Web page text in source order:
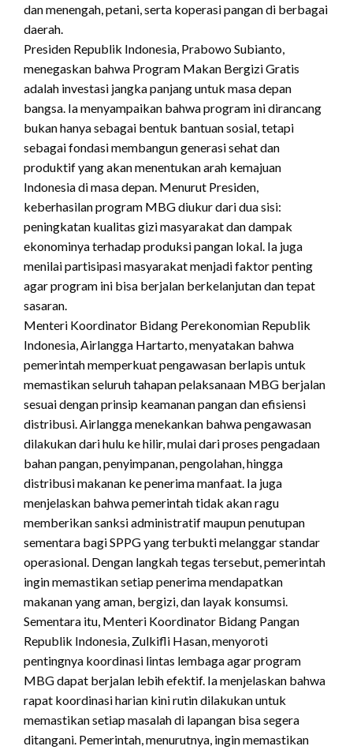
dan menengah, petani, serta koperasi pangan di berbagai
daerah.
Presiden Republik Indonesia, Prabowo Subianto,
menegaskan bahwa Program Makan Bergizi Gratis
adalah investasi jangka panjang untuk masa depan
bangsa. Ia menyampaikan bahwa program ini dirancang
bukan hanya sebagai bentuk bantuan sosial, tetapi
sebagai fondasi membangun generasi sehat dan
produktif yang akan menentukan arah kemajuan
Indonesia di masa depan. Menurut Presiden,
keberhasilan program MBG diukur dari dua sisi:
peningkatan kualitas gizi masyarakat dan dampak
ekonominya terhadap produksi pangan lokal. Ia juga
menilai partisipasi masyarakat menjadi faktor penting
agar program ini bisa berjalan berkelanjutan dan tepat
sasaran.
Menteri Koordinator Bidang Perekonomian Republik
Indonesia, Airlangga Hartarto, menyatakan bahwa
pemerintah memperkuat pengawasan berlapis untuk
memastikan seluruh tahapan pelaksanaan MBG berjalan
sesuai dengan prinsip keamanan pangan dan efisiensi
distribusi. Airlangga menekankan bahwa pengawasan
dilakukan dari hulu ke hilir, mulai dari proses pengadaan
bahan pangan, penyimpanan, pengolahan, hingga
distribusi makanan ke penerima manfaat. Ia juga
menjelaskan bahwa pemerintah tidak akan ragu
memberikan sanksi administratif maupun penutupan
sementara bagi SPPG yang terbukti melanggar standar
operasional. Dengan langkah tegas tersebut, pemerintah
ingin memastikan setiap penerima mendapatkan
makanan yang aman, bergizi, dan layak konsumsi.
Sementara itu, Menteri Koordinator Bidang Pangan
Republik Indonesia, Zulkifli Hasan, menyoroti
pentingnya koordinasi lintas lembaga agar program
MBG dapat berjalan lebih efektif. Ia menjelaskan bahwa
rapat koordinasi harian kini rutin dilakukan untuk
memastikan setiap masalah di lapangan bisa segera
ditangani. Pemerintah, menurutnya, ingin memastikan